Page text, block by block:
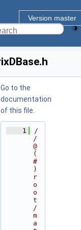
Version master
Go to the
documentation
of this file.
    1
/
/
@
(
#
)
r
o
o
t
/
m
a